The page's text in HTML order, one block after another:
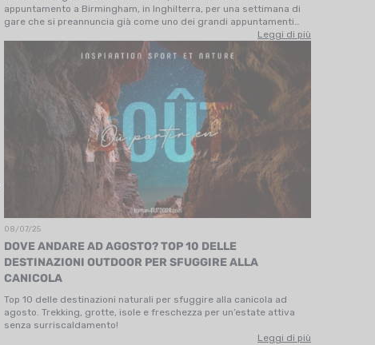
appuntamento a Birmingham, in Inghilterra, per una settimana di
gare che si preannuncia già come uno dei grandi appuntamenti
sportivi dell'estate. Dopo il ritiro della candidatura di Budapest, è
Leggi di più
08/07/25
DOVE ANDARE AD AGOSTO? TOP 10 DELLE
DESTINAZIONI OUTDOOR PER SFUGGIRE ALLA
CANICOLA
Top 10 delle destinazioni naturali per sfuggire alla canicola ad
agosto. Trekking, grotte, isole e freschezza per un’estate attiva
senza surriscaldamento!
Leggi di più